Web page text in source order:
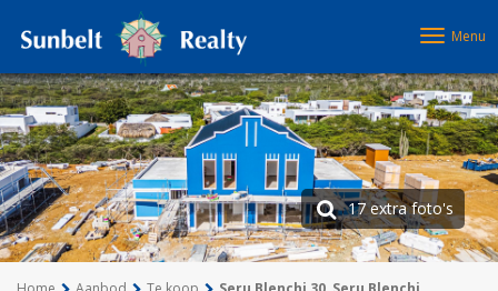
Menu
17 extra foto's